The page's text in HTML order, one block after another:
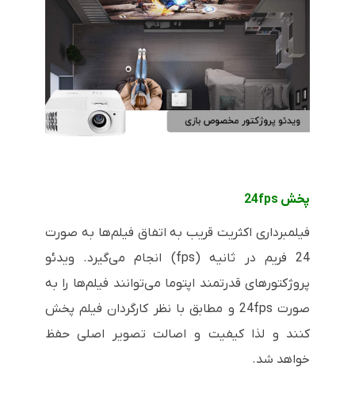
پخش 24fps
فیلمبرداری اکثریت قریب به اتفاق فیلم‌ها به صورت
24 فریم در ثانیه (
fps) انجام می‌گیرد. ویدئو
پروژکتورهای قدرتمند اپتوما می‌توانند فیلم‌ها را به
صورت 24fps و مطابق با نظر کارگردان فیلم پخش
کنند و لذا کیفیت و اصالت تصویر اصلی حفظ
خواهد شد.